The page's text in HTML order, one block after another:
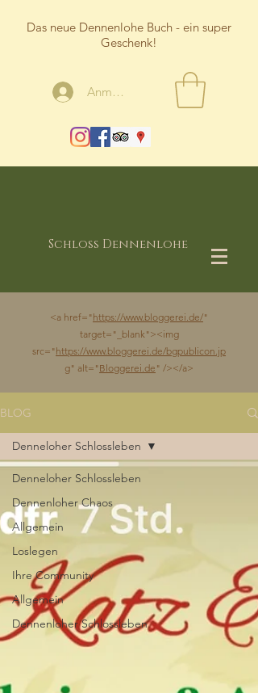
Das neue Dennenlohe Buch - ein super
Geschenk!
Anmelden
Schloss Dennenlohe
<a href="https://www.bloggerei.de/"
target="_blank"><img
src="https://www.bloggerei.de/bgpublicon.jp
g" alt="Bloggerei.de " /></a>
BLOG
Denneloher Schlossleben
Dennenloher Chaos
Allgemein
Loslegen
Ihre Community
Allgemein
Dennenloher Schlossleben
Denneloher Schlossleben